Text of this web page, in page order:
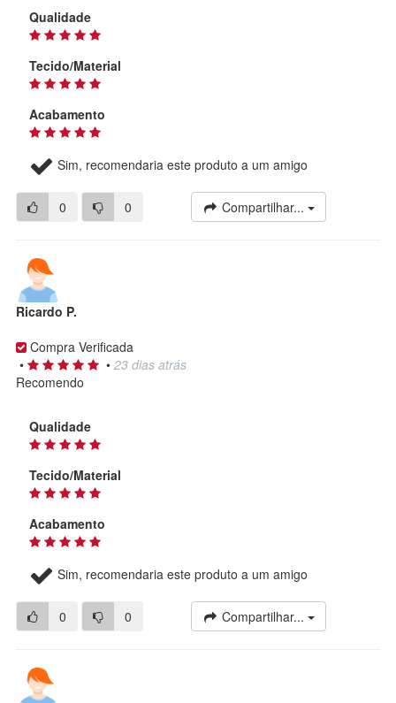
Qualidade
Tecido/Material
Acabamento
Sim, recomendaria este produto a um amigo
0 0 Compartilhar...
Ricardo P.
Compra Verificada
•
• 23 dias atrás
Recomendo
Qualidade
Tecido/Material
Acabamento
Sim, recomendaria este produto a um amigo
0 0 Compartilhar...